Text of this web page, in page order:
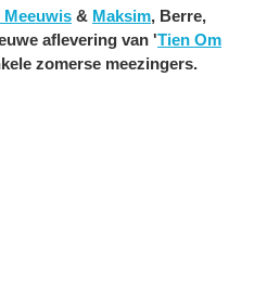
Meeuwis & Maksim, Berre,
aflevering van 'Tien Om
zomerse meezingers.